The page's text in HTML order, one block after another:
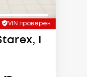
VIN проверен
I